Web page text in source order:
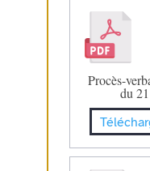
Procès-
du